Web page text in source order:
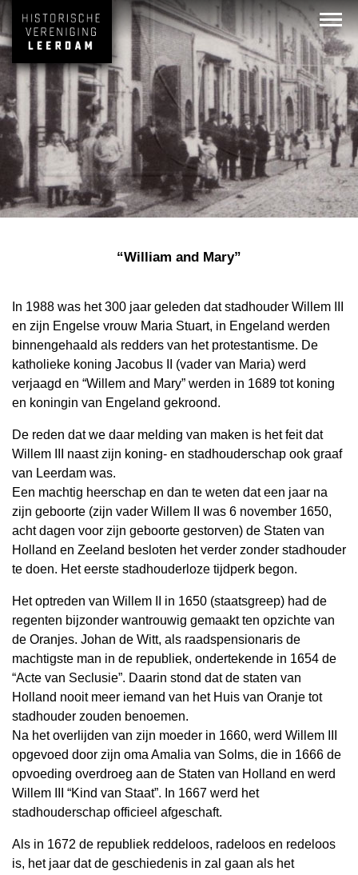
“William and Mary”
In 1988 was het 300 jaar geleden dat stadhouder Willem III
en zijn Engelse vrouw Maria Stuart, in Engeland werden
binnengehaald als redders van het protestantisme. De
katholieke koning Jacobus II (vader van Maria) werd
verjaagd en “Willem and Mary” werden in 1689 tot koning
en koningin van Engeland gekroond.
De reden dat we daar melding van maken is het feit dat
Willem III naast zijn koning- en stadhouderschap ook graaf
van Leerdam was.
Een machtig heerschap en dan te weten dat een jaar na
zijn geboorte (zijn vader Willem II was 6 november 1650,
acht dagen voor zijn geboorte gestorven) de Staten van
Holland en Zeeland besloten het verder zonder stadhouder
te doen. Het eerste stadhouderloze tijdperk begon.
Het optreden van Willem II in 1650 (staatsgreep) had de
regenten bijzonder wantrouwig gemaakt ten opzichte van
de Oranjes. Johan de Witt, als raadspensionaris de
machtigste man in de republiek, ondertekende in 1654 de
“Acte van Seclusie”. Daarin stond dat de staten van
Holland nooit meer iemand van het Huis van Oranje tot
stadhouder zouden benoemen.
Na het overlijden van zijn moeder in 1660, werd Willem III
opgevoed door zijn oma Amalia van Solms, die in 1666 de
opvoeding overdroeg aan de Staten van Holland en werd
Willem III “Kind van Staat”. In 1667 werd het
stadhouderschap officieel afgeschaft.
Als in 1672 de republiek reddeloos, radeloos en redeloos
is, het jaar dat de geschiedenis in zal gaan als het